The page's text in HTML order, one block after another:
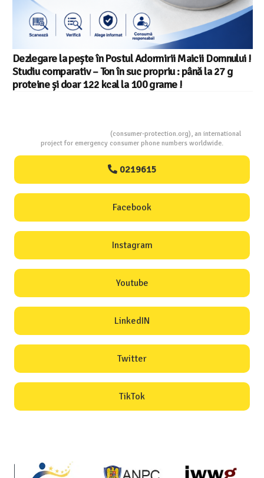
Salariul minim in Europa in 2026 – Romania pe locul 20
din 22 in UE
(consumer-protection.org), an international
project for emergency consumer phone numbers worldwide.
0219615
Facebook
Instagram
Youtube
LinkedIN
Twitter
TikTok